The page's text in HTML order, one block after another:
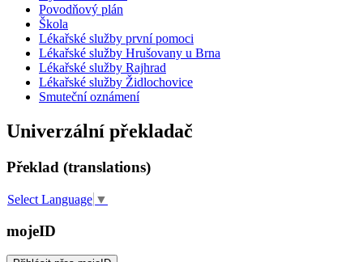
Povodňový plán
Škola
Lékařské služby první pomoci
Lékařské služby Hrušovany u Brna
Lékařské služby Rajhrad
Lékařské služby Židlochovice
Smuteční oznámení
Univerzální překladač
Překlad (translations)
Select Language ▼
mojeID